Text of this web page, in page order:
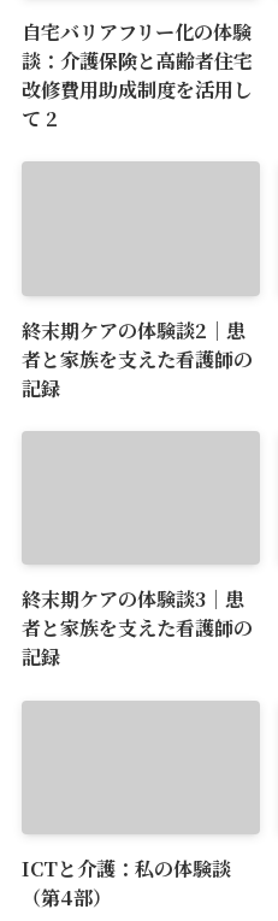
自宅バリアフリー化の体験
談：介護保険と高齢者住宅
改修費用助成制度を活用し
て 2
終末期ケアの体験談2｜患
者と家族を支えた看護師の
記録
終末期ケアの体験談3｜患
者と家族を支えた看護師の
記録
ICTと介護：私の体験談
（第4部）